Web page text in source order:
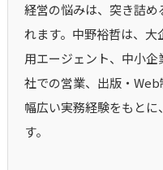
経営の悩みは、突き詰
れます。中野裕哲は、
用エージェント、中小
社での営業、出版・Web
幅広い実務経験をもと
す。